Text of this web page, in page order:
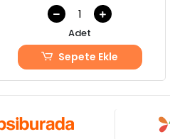
Adet
Sepete Ekle